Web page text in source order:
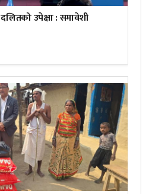
उपेक्षा : समावेशी